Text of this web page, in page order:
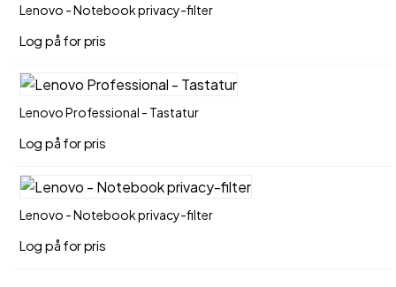
Lenovo - Notebook privacy-filter
Log på for pris
Lenovo Professional - Tastatur
Log på for pris
Lenovo - Notebook privacy-filter
Log på for pris